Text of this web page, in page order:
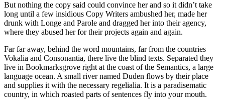
But nothing the copy said could convince her and so it didn’t take
long until a few insidious Copy Writers ambushed her, made her
drunk with Longe and Parole and dragged her into their agency,
where they abused her for their projects again and again.
Far far away, behind the word mountains, far from the countries
Vokalia and Consonantia, there live the blind texts. Separated they
live in Bookmarksgrove right at the coast of the Semantics, a large
language ocean. A small river named Duden flows by their place
and supplies it with the necessary regelialia. It is a paradisematic
country, in which roasted parts of sentences fly into your mouth.